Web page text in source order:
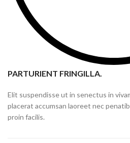
PARTURIENT FRINGILLA.
Elit suspendisse ut in senectus in
placerat accumsan laoreet nec
proin facilis.